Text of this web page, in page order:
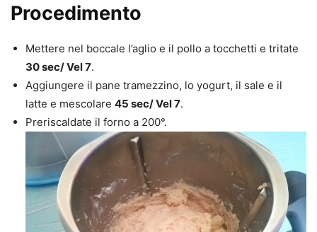
Procedimento
Mettere nel boccale l’aglio e il pollo a tocchetti e tritate
30 sec/ Vel 7.
Aggiungere il pane tramezzino, lo yogurt, il sale e il
latte e mescolare 45 sec/ Vel 7.
Preriscaldate il forno a 200°.